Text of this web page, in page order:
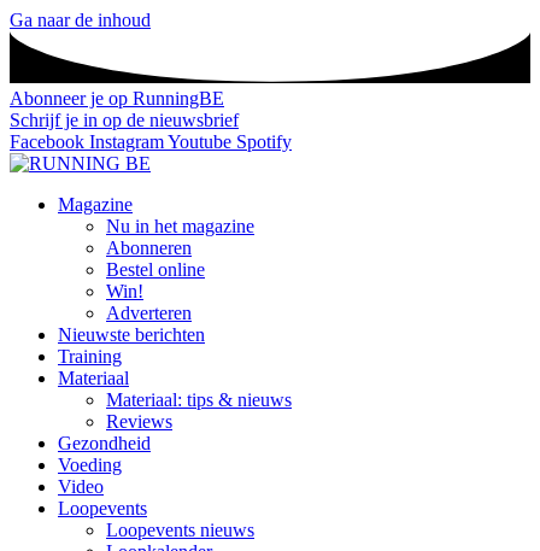
Ga naar de inhoud
Abonneer je op RunningBE
Schrijf je in op de nieuwsbrief
Facebook InstagramYoutube Spotify
Magazine
Nu in het magazine
Abonneren
Bestel online
Win!
Adverteren
Nieuwste berichten
Training
Materiaal
Materiaal: tips & nieuws
Reviews
Gezondheid
Voeding
Video
Loopevents
Loopevents nieuws